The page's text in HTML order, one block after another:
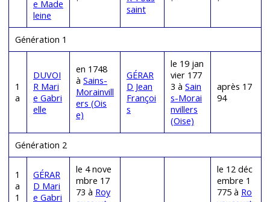
e Made
leine
saint
Génération 1
1
a
DUVOI
R Mari
e Gabri
elle
en 1748
à Sains-
Morainvill
ers (Ois
e)
GÉRAR
D Jean
Françoi
s
le 19 jan
vier 177
3 à Sain
s-Morai
nvillers
(Oise)
après 17
94
Génération 2
1
a
1
GÉRAR
D Mari
e Gabri
le 4 nove
mbre 17
73 à Roy
le 12 déc
embre 1
775 à Ro